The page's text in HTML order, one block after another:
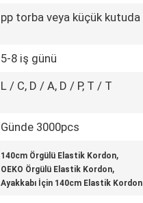
pp torba veya küçük kutuda
5-8 iş günü
L / C, D / A, D / P, T / T
Günde 3000pcs
140cm Örgülü Elastik Kordon,
OEKO Örgülü Elastik Kordon,
Ayakkabı İçin 140cm Elastik Kordon